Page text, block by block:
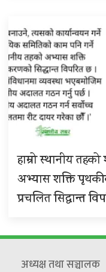
हाम्रो स्थानीय
अभ्यास शक्ति
प्रचलित सिद्धान्त
अध्यक्ष तथा सञ्चालक